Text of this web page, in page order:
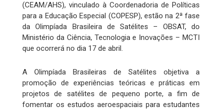
(CEAM/AHS), vinculado à Coordenadoria de Políticas
para a Educação Especial (COPESP), estão na 2ª fase
da Olimpíada Brasileira de Satélites – OBSAT, do
Ministério da Ciência, Tecnologia e Inovações – MCTI
que ocorrerá no dia 17 de abril.
A Olimpíada Brasileiras de Satélites objetiva a
promoção de experiências teóricas e práticas em
projetos de satélites de pequeno porte, a fim de
fomentar os estudos aeroespaciais para estudantes